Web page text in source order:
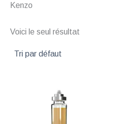
Kenzo
Voici le seul résultat